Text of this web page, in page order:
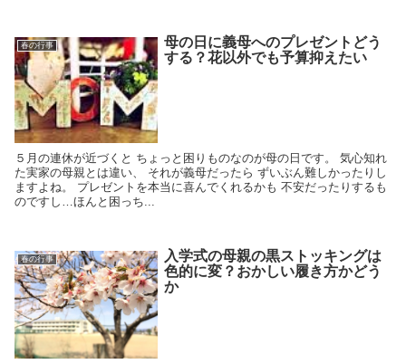
春の行事
母の日に義母へのプレゼントどう
する？花以外でも予算抑えたい
５月の連休が近づくと ちょっと困りものなのが母の日です。 気心知れ
た実家の母親とは違い、 それが義母だったら ずいぶん難しかったりし
ますよね。 プレゼントを本当に喜んでくれるかも 不安だったりするも
のですし…ほんと困っち...
春の行事
入学式の母親の黒ストッキングは
色的に変？おかしい履き方かどう
か